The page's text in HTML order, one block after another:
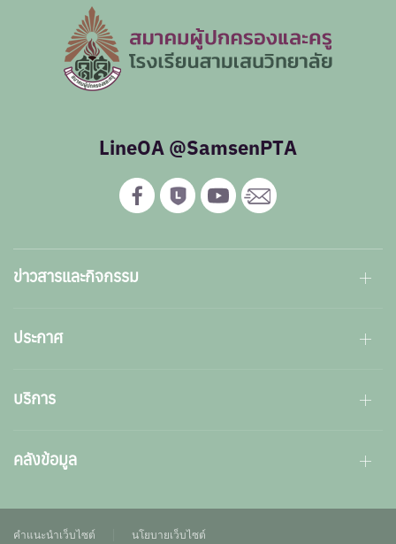
LineOA @SamsenPTA
ข่าวสารและกิจกรรม
ประกาศ
บริการ
คลังข้อมูล
คำแนะนำเว็บไซต์ นโยบายเว็บไซต์